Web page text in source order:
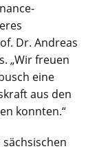
Dr. Andreas
„Wir freuen
eine
aus den
konnten.“